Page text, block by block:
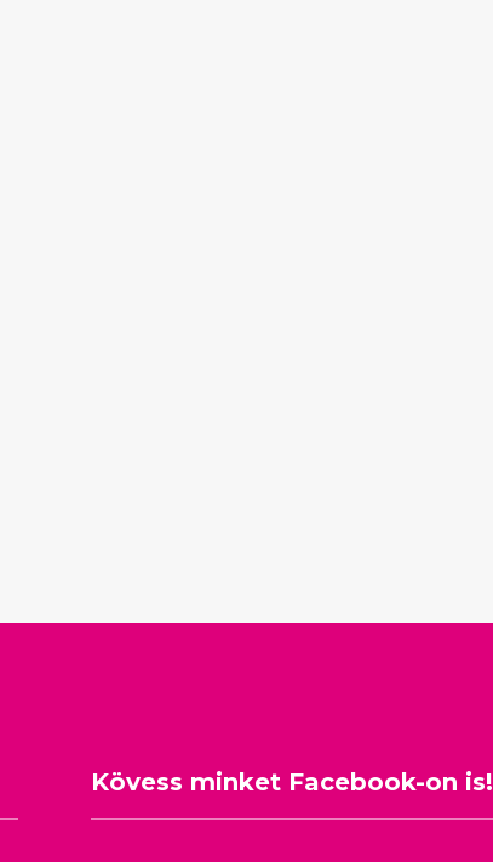
Kövess minket Facebook-on is!